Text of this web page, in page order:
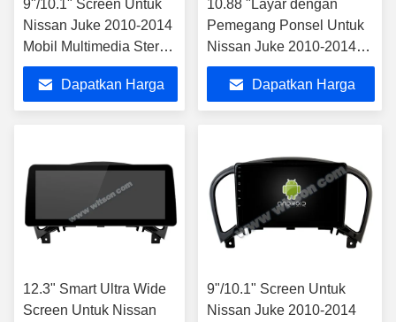
9"/10.1" Screen Untuk
Nissan Juke 2010-2014
Mobil Multimedia Stereo
GPS CarPlay Player
Dapatkan Harga
10.88 "Layar dengan
Pemegang Ponsel Untuk
Nissan Juke 2010-2014
Multimedia Stereo
Dapatkan Harga
12.3" Smart Ultra Wide
Screen Untuk Nissan
9"/10.1" Screen Untuk
Nissan Juke 2010-2014